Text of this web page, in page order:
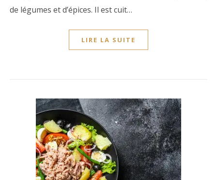
de légumes et d’épices. Il est cuit…
LIRE LA SUITE